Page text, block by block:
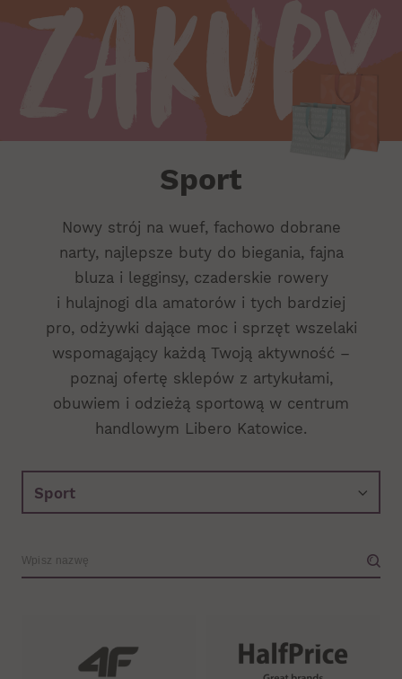
Zakupy
Sport
Nowy strój na wuef, fachowo dobrane
narty, najlepsze buty do biegania, fajna
bluza i legginsy, czaderskie rowery
i hulajnogi dla amatorów i tych bardziej
pro, odżywki dające moc i sprzęt wszelaki
wspomagający każdą Twoją aktywność –
poznaj ofertę sklepów z artykułami,
obuwiem i odzieżą sportową w centrum
handlowym Libero Katowice.
Wyszukiwarka.